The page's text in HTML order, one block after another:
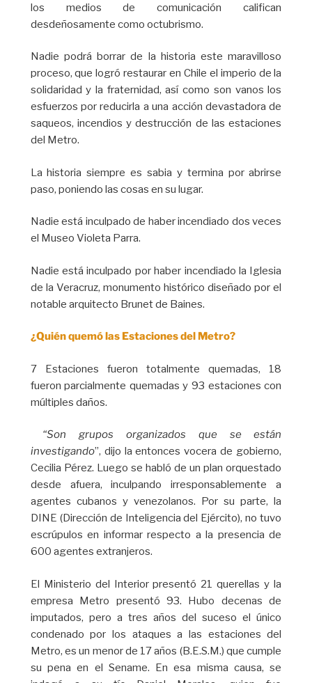
los medios de comunicación califican
desdeñosamente como octubrismo.
Nadie podrá borrar de la historia este maravilloso
proceso, que logró restaurar en Chile el imperio de la
solidaridad y la fraternidad, así como son vanos los
esfuerzos por reducirla a una acción devastadora de
saqueos, incendios y destrucción de las estaciones
del Metro.
La historia siempre es sabia y termina por abrirse
paso, poniendo las cosas en su lugar.
Nadie está inculpado de haber incendiado dos veces
el Museo Violeta Parra.
Nadie está inculpado por haber incendiado la Iglesia
de la Veracruz, monumento histórico diseñado por el
notable arquitecto Brunet de Baines.
¿Quién quemó las Estaciones del Metro?
7 Estaciones fueron totalmente quemadas, 18
fueron parcialmente quemadas y 93 estaciones con
múltiples daños.
“Son grupos organizados que se están
investigando”, dijo la entonces vocera de gobierno,
Cecilia Pérez. Luego se habló de un plan orquestado
desde afuera, inculpando irresponsablemente a
agentes cubanos y venezolanos. Por su parte, la
DINE (Dirección de Inteligencia del Ejército), no tuvo
escrúpulos en informar respecto a la presencia de
600 agentes extranjeros.
El Ministerio del Interior presentó 21 querellas y la
empresa Metro presentó 93. Hubo decenas de
imputados, pero a tres años del suceso el único
condenado por los ataques a las estaciones del
Metro, es un menor de 17 años (B.E.S.M.) que cumple
su pena en el Sename. En esa misma causa, se